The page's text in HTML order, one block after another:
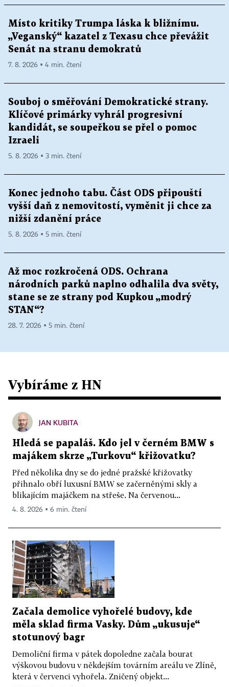
Místo kritiky Trumpa láska k bližnímu.
„Veganský“ kazatel z Texasu chce převážit
Senát na stranu demokratů
7. 8. 2026 ▪ 4 min. čtení
Souboj o směřování Demokratické strany.
Klíčové primárky vyhrál progresivní
kandidát, se soupeřkou se přel o pomoc
Izraeli
5. 8. 2026 ▪ 3 min. čtení
Konec jednoho tabu. Část ODS připouští
vyšší daň z nemovitostí, vyměnit ji chce za
nižší zdanění práce
5. 8. 2026 ▪ 5 min. čtení
Až moc rozkročená ODS. Ochrana
národních parků naplno odhalila dva světy,
stane se ze strany pod Kupkou „modrý
STAN“?
28. 7. 2026 ▪ 5 min. čtení
Vybíráme z HN
JAN KUBITA
Hledá se papaláš. Kdo jel v černém BMW s
majákem skrze „Turkovu“ křižovatku?
Před několika dny se do jedné pražské křižovatky
přihnalo obří luxusní BMW se začerněnými skly a
blikajícím majáčkem na střeše. Na červenou...
4. 8. 2026 ▪ 6 min. čtení
Začala demolice vyhořelé budovy, kde
měla sklad firma Vasky. Dům „ukusuje“
stotunový bagr
Demoliční firma v pátek dopoledne začala bourat
výškovou budovu v někdejším továrním areálu ve Zlíně,
která v červenci vyhořela. Zničený objekt...